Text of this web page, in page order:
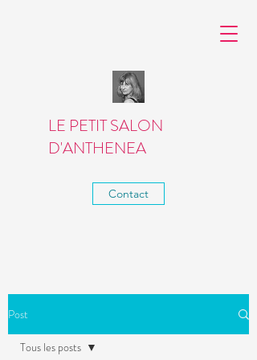
LE PETIT SALON
D'ANTHENEA
Contact
Post
Tous les posts